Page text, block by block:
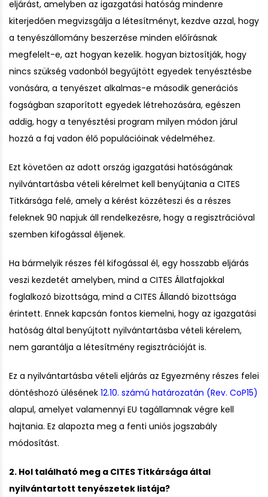
eljárást, amelyben az igazgatási hatóság mindenre
kiterjedően megvizsgálja a létesítményt, kezdve azzal, hogy
a tenyészállomány beszerzése minden előírásnak
megfelelt-e, azt hogyan kezelik. hogyan biztosítják, hogy
nincs szükség vadonból begyűjtött egyedek tenyésztésbe
vonására, a tenyészet alkalmas-e második generációs
fogságban szaporított egyedek létrehozására, egészen
addig, hogy a tenyésztési program milyen módon járul
hozzá a faj vadon élő populációinak védelméhez.
Ezt követően az adott ország igazgatási hatóságának
nyilvántartásba vételi kérelmet kell benyújtania a CITES
Titkársága felé, amely a kérést közzéteszi és a részes
feleknek 90 napjuk áll rendelkezésre, hogy a regisztrációval
szemben kifogással éljenek.
Ha bármelyik részes fél kifogással él, egy hosszabb eljárás
veszi kezdetét amelyben, mind a CITES Állatfajokkal
foglalkozó bizottsága, mind a CITES Állandó bizottsága
érintett. Ennek kapcsán fontos kiemelni, hogy az igazgatási
hatóság által benyújtott nyilvántartásba vételi kérelem,
nem garantálja a létesítmény regisztrációját is.
Ez a nyilvántartásba vételi eljárás az Egyezmény részes felei
döntéshozó ülésének 12.10. számú határozatán (Rev. CoP15)
alapul, amelyet valamennyi EU tagállamnak végre kell
hajtania. Ez alapozta meg a fenti uniós jogszabály
módosítást.
2. Hol található meg a CITES Titkársága által
nyilvántartott tenyészetek listája?